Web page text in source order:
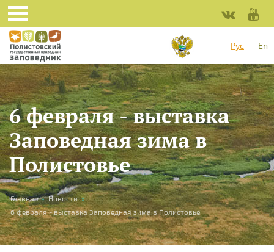
Перейти к основному содержанию
Рус
En
6 февраля - выставка
Заповедная зима в
Полистовье
Вы здесь
Главная » Новости »
6 февраля - выставка Заповедная зима в Полистовье